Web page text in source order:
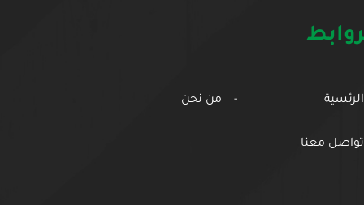
الرئسية من نحن
تواصل معنا